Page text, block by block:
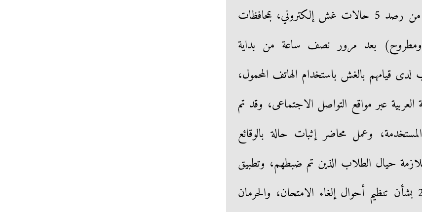
أعضاء فريق مكافحة الغش الإلكتروني من رصد 5 حالات غش إلكتروني، بمحافظات
ومطروح) بعد مرور نصف ساعة من بداية
قيامهم بالغش باستخدام الهاتف المحمول،
عبر مواقع التواصل الاجتماعى، وقد تم
وعمل محاضر إثبات حالة بالوقائع
حيال الطلاب الذين تم ضبطهم، وتطبيق
القرار الوزاري رقم (34) لسنة 2018 بشأن تنظيم أحوال إلغاء الامتحان، والحرمان